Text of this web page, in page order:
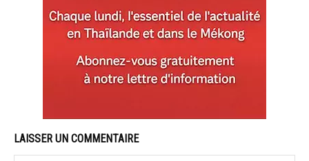
LAISSER UN COMMENTAIRE